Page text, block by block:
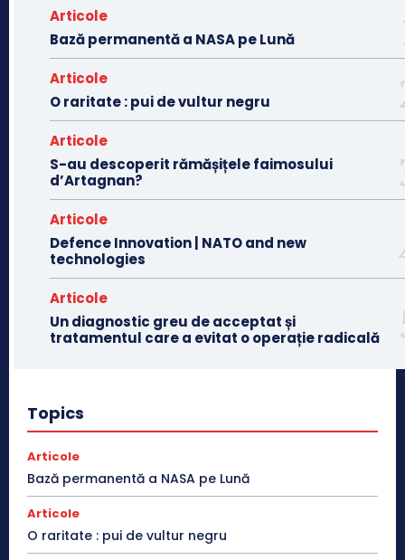
Articole
Bază permanentă a NASA pe Lună
Articole
O raritate : pui de vultur negru
Articole
S-au descoperit rămășițele faimosului
d’Artagnan?
Articole
Defence Innovation | NATO and new
technologies
Articole
Un diagnostic greu de acceptat și
tratamentul care a evitat o operație radicală
Topics
Articole
Bază permanentă a NASA pe Lună
Articole
O raritate : pui de vultur negru